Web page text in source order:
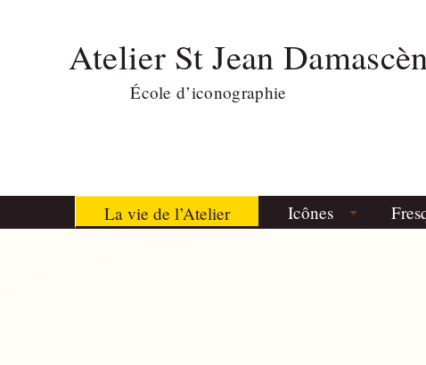
Atelier St Jean
École d’iconographie
La vie de l’Atelier Icônes